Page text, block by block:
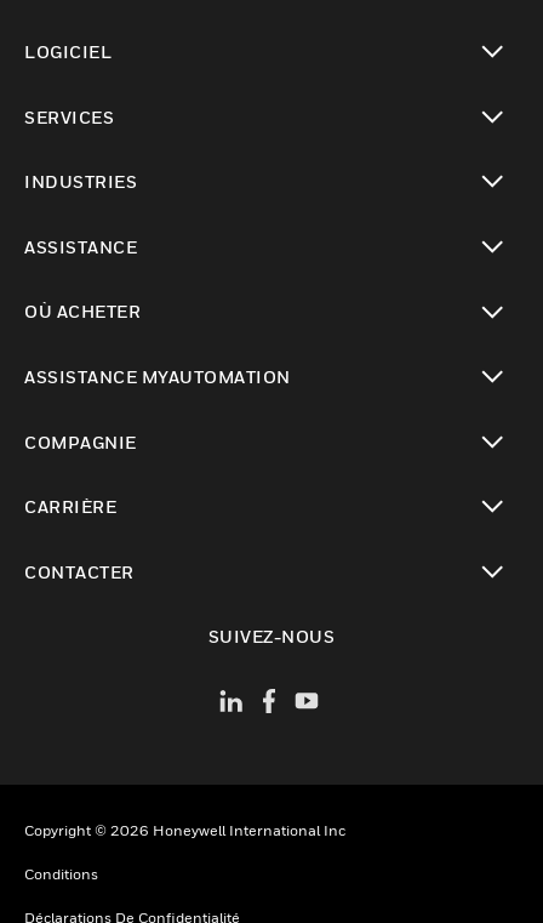
LOGICIEL
SERVICES
INDUSTRIES
ASSISTANCE
OÙ ACHETER
ASSISTANCE MYAUTOMATION
COMPAGNIE
CARRIÈRE
CONTACTER
SUIVEZ-NOUS
Copyright © 2026 Honeywell International Inc
Conditions
Déclarations De Confidentialité